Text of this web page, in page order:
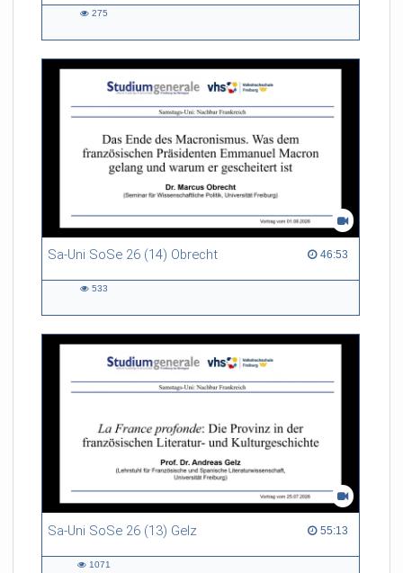
275
Sa-Uni SoSe 26 (14) Obrecht 46:53
46:53 duration
533
Sa-Uni SoSe 26 (13) Gelz 55:13
55:13 duration
1071